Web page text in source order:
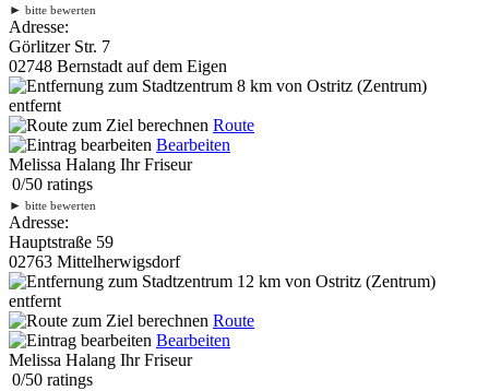
► bitte bewerten
Adresse:
Görlitzer Str. 7
02748 Bernstadt auf dem Eigen
8 km von Ostritz (Zentrum)
entfernt
Route
Bearbeiten
Melissa Halang Ihr Friseur
0/50 ratings
► bitte bewerten
Adresse:
Hauptstraße 59
02763 Mittelherwigsdorf
12 km von Ostritz (Zentrum)
entfernt
Route
Bearbeiten
Melissa Halang Ihr Friseur
0/50 ratings